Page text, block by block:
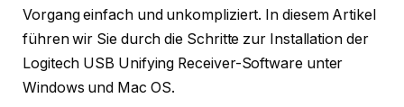
Vorgang einfach und unkompliziert. In diesem Artikel
führen wir Sie durch die Schritte zur Installation der
Logitech USB Unifying Receiver-Software unter
Windows und Mac OS.